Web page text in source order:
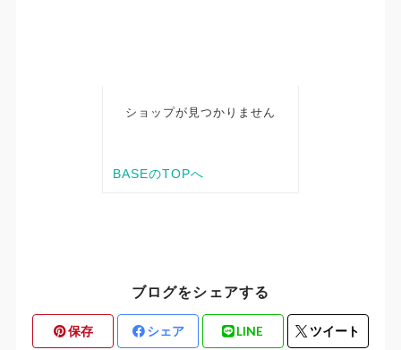
ブログをシェアする
保存 シェア LINE ツイート